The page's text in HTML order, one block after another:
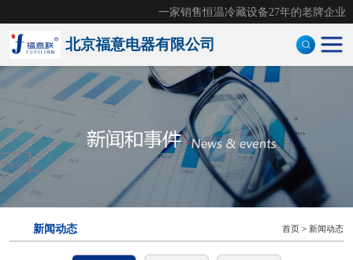
一家销售恒温冷藏设备27年的老牌企业
北京福意电器有限公司
新闻动态 首页 > 新闻动态
手术室恒温箱
医用液体加温柜
医用加温箱
医用冷藏柜
样本灭活仪